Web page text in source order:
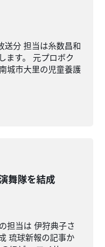
送分 担当は糸数昌和
ます。 元プロボク
城市大里の児童養護
舞隊を結成
担当は 伊狩典子さ
琉球新報の記事か